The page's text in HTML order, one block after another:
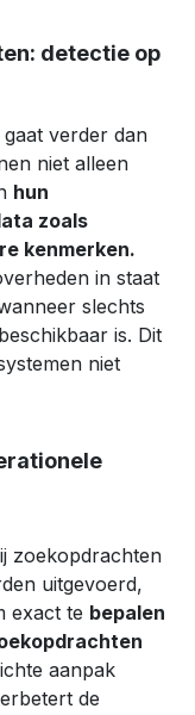
detectie op
verder dan
niet alleen
hun
zoals
kenmerken.
in staat
slechts
is. Dit
niet
zoekopdrachten
uitgevoerd,
exact te bepalen
aanpak
de